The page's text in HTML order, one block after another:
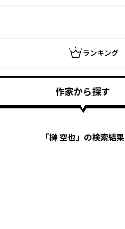
ランキング
作家から探す
「榊 空也」の検索結果